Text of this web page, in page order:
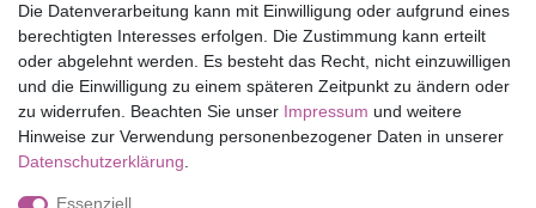
Shop
Mein Konto
Service
Versandkosten
Die Datenverarbeitung kann mit Einwilligung oder aufgrund eines
berechtigten Interesses erfolgen. Die Zustimmung kann erteilt
oder abgelehnt werden. Es besteht das Recht, nicht einzuwilligen
und die Einwilligung zu einem späteren Zeitpunkt zu ändern oder
zu widerrufen. Beachten Sie unser Impressum und weitere
Hinweise zur Verwendung personenbezogener Daten in unserer
Daten­schutz­erklärung
Essenziell